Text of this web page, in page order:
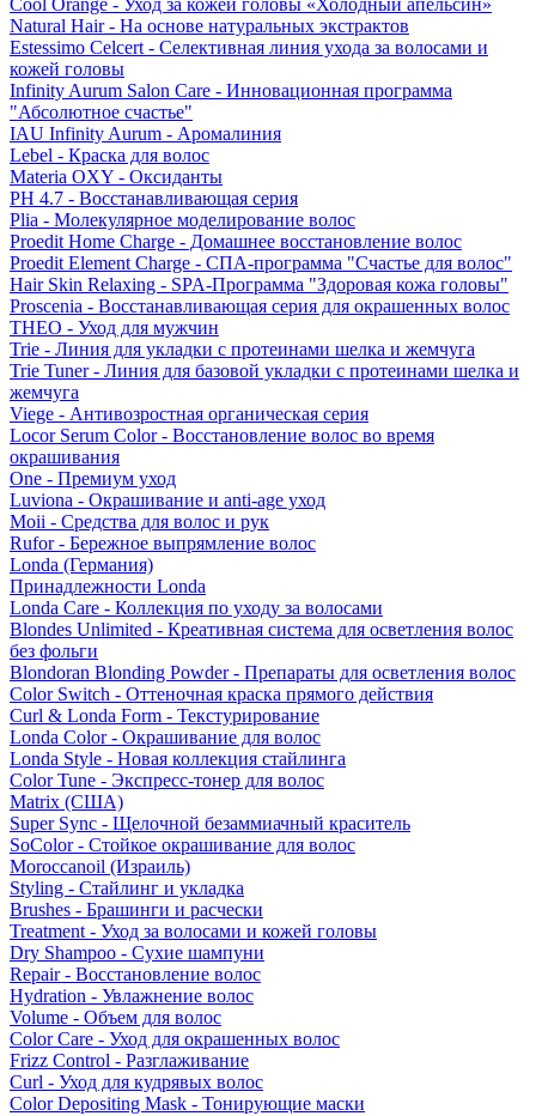
Cool Orange - Уход за кожей головы «Холодный апельсин»
Natural Hair - На основе натуральных экстрактов
Estessimo Celcert - Селективная линия ухода за волосами и
кожей головы
Infinity Aurum Salon Care - Инновационная программа
"Абсолютное счастье"
IAU Infinity Aurum - Аромалиния
Lebel - Краска для волос
Materia OXY - Оксиданты
PH 4.7 - Восстанавливающая серия
Plia - Молекулярное моделирование волос
Proedit Home Charge - Домашнее восстановление волос
Proedit Element Charge - СПА-программа "Счастье для волос"
Hair Skin Relaxing - SPA-Программа "Здоровая кожа головы"
Proscenia - Восстанавливающая серия для окрашенных волос
THEO - Уход для мужчин
Trie - Линия для укладки с протеинами шелка и жемчуга
Trie Tuner - Линия для базовой укладки с протеинами шелка и
жемчуга
Viege - Антивозростная органическая серия
Locor Serum Color - Восстановление волос во время
окрашивания
One - Премиум уход
Luviona - Окрашивание и anti-age уход
Moii - Средства для волос и рук
Rufor - Бережное выпрямление волос
Londa (Германия)
Принадлежности Londa
Londa Care - Коллекция по уходу за волосами
Blondes Unlimited - Креативная система для осветления волос
без фольги
Blondoran Blonding Powder - Препараты для осветления волос
Color Switch - Оттеночная краска прямого действия
Curl & Londa Form - Текстурирование
Londa Color - Окрашивание для волос
Londa Style - Новая коллекция стайлинга
Color Tune - Экспресс-тонер для волос
Matrix (США)
Super Sync - Щелочной безаммиачный краситель
SoColor - Стойкое окрашивание для волос
Moroccanoil (Израиль)
Styling - Стайлинг и укладка
Brushes - Брашинги и расчески
Treatment - Уход за волосами и кожей головы
Dry Shampoo - Сухие шампуни
Repair - Восстановление волос
Hydration - Увлажнение волос
Volume - Объем для волос
Color Care - Уход для окрашенных волос
Frizz Control - Разглаживание
Curl - Уход для кудрявых волос
Color Depositing Mask - Тонирующие маски